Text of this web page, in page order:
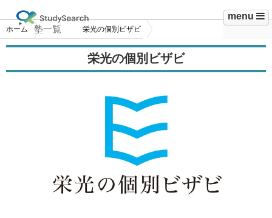
menu
ホーム 塾一覧 栄光の個別ビザビ
栄光の個別ビザビ